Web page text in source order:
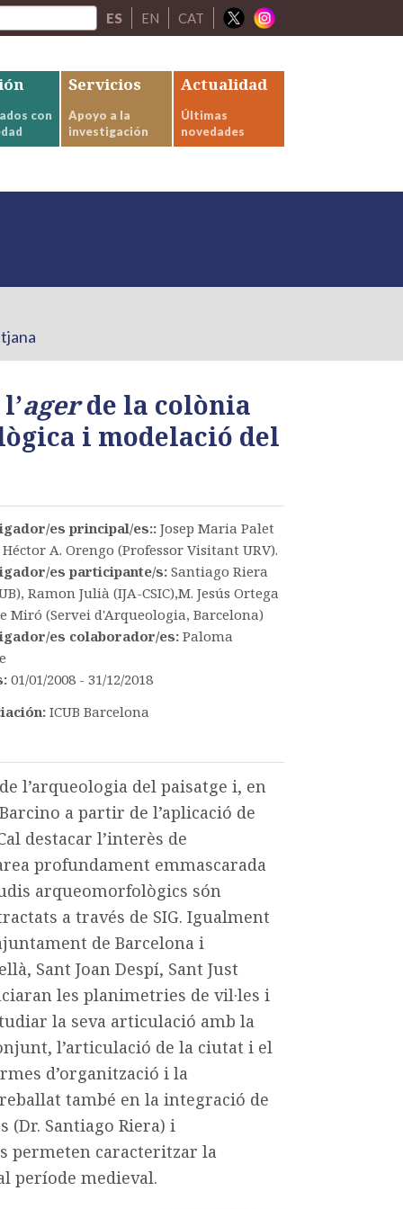
ES EN CAT
con
Servicios
Apoyo a la
investigación
Actualidad
Últimas
novedades
agerde la colònia
i modelació del
es principal/es::Josep Maria Palet
Héctor A. Orengo (Professor Visitant URV).
es participante/s:Santiago Riera
Ramon Julià (IJA-CSIC),M. Jesús Ortega
Miró (Servei d'Arqueologia, Barcelona)
es colaborador/es:Paloma
01/01/2008 - 31/12/2018
ICUB Barcelona
l’arqueologia del paisatge i, en
a partir de l’aplicació de
destacar l’interès de
profundament emmascarada
arqueomorfològics són
a través de SIG. Igualment
de Barcelona i
Sant Joan Despí, Sant Just
les planimetries de vil·les i
la seva articulació amb la
l’articulació de la ciutat i el
d’organització i la
també en la integració de
(Dr. Santiago Riera) i
permeten caracteritzar la
període medieval.